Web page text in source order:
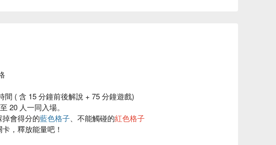
間 ( 含 15 分鐘前後解說 + 75 分鐘遊戲)
20 人一同入場。
掉會得分的藍色格子 、不能觸碰的紅色格子
，釋放能量吧！